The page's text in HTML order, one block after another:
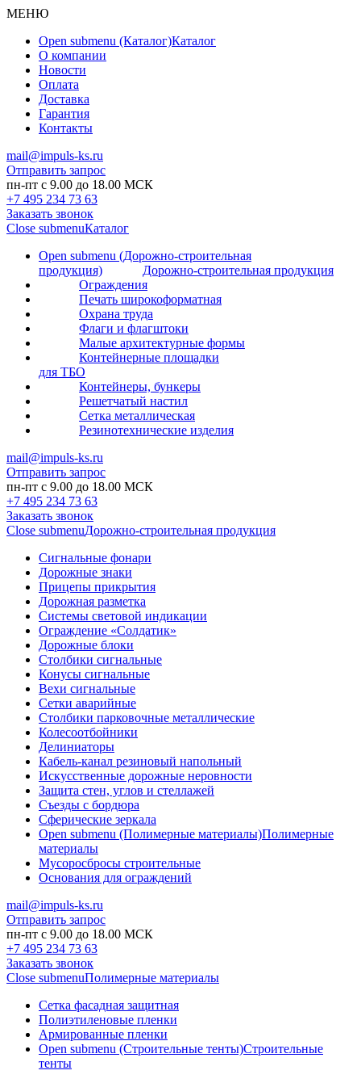
МЕНЮ
Open submenu (Каталог)Каталог
О компании
Новости
Оплата
Доставка
Гарантия
Контакты
mail@impuls-ks.ru
Отправить запрос
пн-пт с 9.00 до 18.00 МСК
+7 495 234 73 63
Заказать звонок
Close submenuКаталог
Open submenu (Дорожно-строительная
продукция)
Дорожно-строительная продукция
Ограждения
Печать широкоформатная
Охрана труда
Флаги и флагштоки
Малые архитектурные формы
Контейнерные площадки
для ТБО
Контейнеры, бункеры
Решетчатый настил
Сетка металлическая
Резинотехнические изделия
mail@impuls-ks.ru
Отправить запрос
пн-пт с 9.00 до 18.00 МСК
+7 495 234 73 63
Заказать звонок
Close submenuДорожно-строительная продукция
Сигнальные фонари
Дорожные знаки
Прицепы прикрытия
Дорожная разметка
Системы световой индикации
Ограждение «Солдатик»
Дорожные блоки
Столбики сигнальные
Конусы сигнальные
Вехи сигнальные
Сетки аварийные
Столбики парковочные металлические
Колесоотбойники
Делиниаторы
Кабель-канал резиновый напольный
Искусственные дорожные неровности
Защита стен, углов и стеллажей
Съезды с бордюра
Сферические зеркала
Open submenu (Полимерные материалы)Полимерные
материалы
Мусоросбросы строительные
Основания для ограждений
mail@impuls-ks.ru
Отправить запрос
пн-пт с 9.00 до 18.00 МСК
+7 495 234 73 63
Заказать звонок
Close submenuПолимерные материалы
Сетка фасадная защитная
Полиэтиленовые пленки
Армированные пленки
Open submenu (Строительные тенты)Строительные
тенты